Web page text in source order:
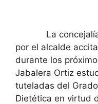
La concejalía
por el alcalde
durante los
Jabalera Ortiz
tuteladas del
Dietética en virtud